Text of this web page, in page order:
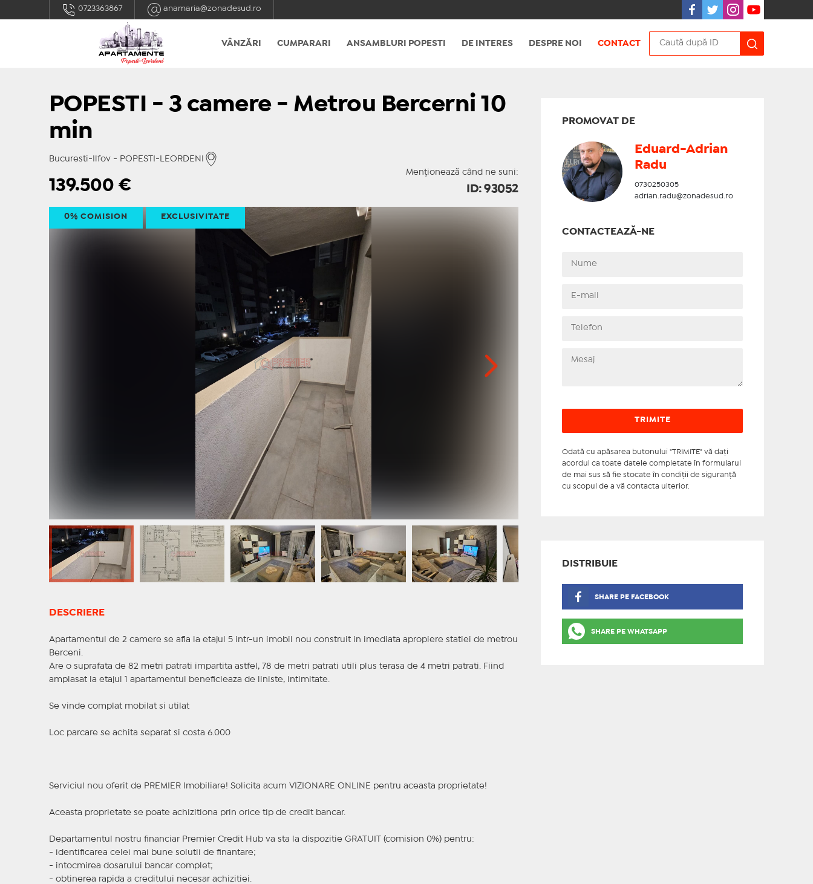
0723363867 anamaria@zonadesud.ro
VÂNZĂRI CUMPARARI ANSAMBLURI POPESTI DE INTERES DESPRE NOI CONTACT
POPESTI - 3 camere - Metrou Bercerni 10
min
Bucuresti-Ilfov - POPESTI-LEORDENI
Menționează când ne suni:
139.500 € ID: 93052
0% COMISION EXCLUSIVITATE
DESCRIERE
Apartamentul de 2 camere se afla la etajul 5 intr-un imobil nou construit in imediata apropiere statiei de metrou
Berceni.
Are o suprafata de 82 metri patrati impartita astfel, 78 de metri patrati utili plus terasa de 4 metri patrati. Fiind
amplasat la etajul 1 apartamentul beneficieaza de liniste, intimitate.
Se vinde complat mobilat si utilat
Loc parcare se achita separat si costa 6.000
Serviciul nou oferit de PREMIER Imobiliare! Solicita acum VIZIONARE ONLINE pentru aceasta proprietate!
Aceasta proprietate se poate achizitiona prin orice tip de credit bancar.
Departamentul nostru financiar Premier Credit Hub va sta la dispozitie GRATUIT (comision 0%) pentru:
- identificarea celei mai bune solutii de finantare;
- intocmirea dosarului bancar complet;
- obtinerea rapida a creditului necesar achizitiei.
PROMOVAT DE
Eduard-Adrian
Radu
0730250305
adrian.radu@zonadesud.ro
CONTACTEAZĂ-NE
Odată cu apăsarea butonului "TRIMITE" vă daţi
acordul ca toate datele completate în formularul
de mai sus să fie stocate în condiţii de siguranţă
cu scopul de a vă contacta ulterior.
DISTRIBUIE
SHARE PE FACEBOOK
SHARE PE WHATSAPP